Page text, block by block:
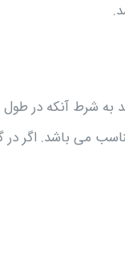
به شرط آنکه در
باشد. اگر در